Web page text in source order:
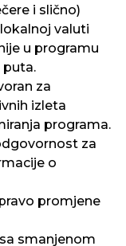
i slično)
valuti
u programu
puta.
za
izleta
programa.
za
o
promjene
smanjenom